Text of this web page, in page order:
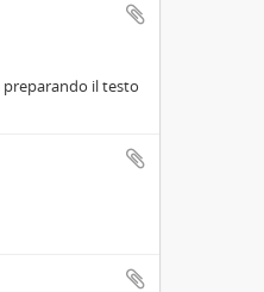
preparando il testo